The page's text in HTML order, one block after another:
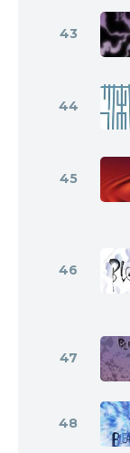
43
44
45
46
47
48